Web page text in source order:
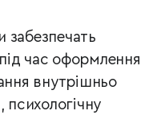
забезпечать
час оформлення
внутрішньо